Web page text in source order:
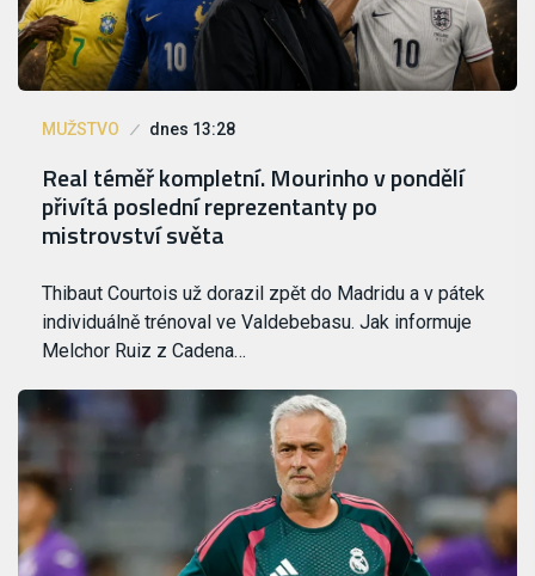
MUŽSTVO dnes 13:28
Real téměř kompletní. Mourinho v pondělí
přivítá poslední reprezentanty po
mistrovství světa
Thibaut Courtois už dorazil zpět do Madridu a v pátek
individuálně trénoval ve Valdebebasu. Jak informuje
Melchor Ruiz z Cadena…